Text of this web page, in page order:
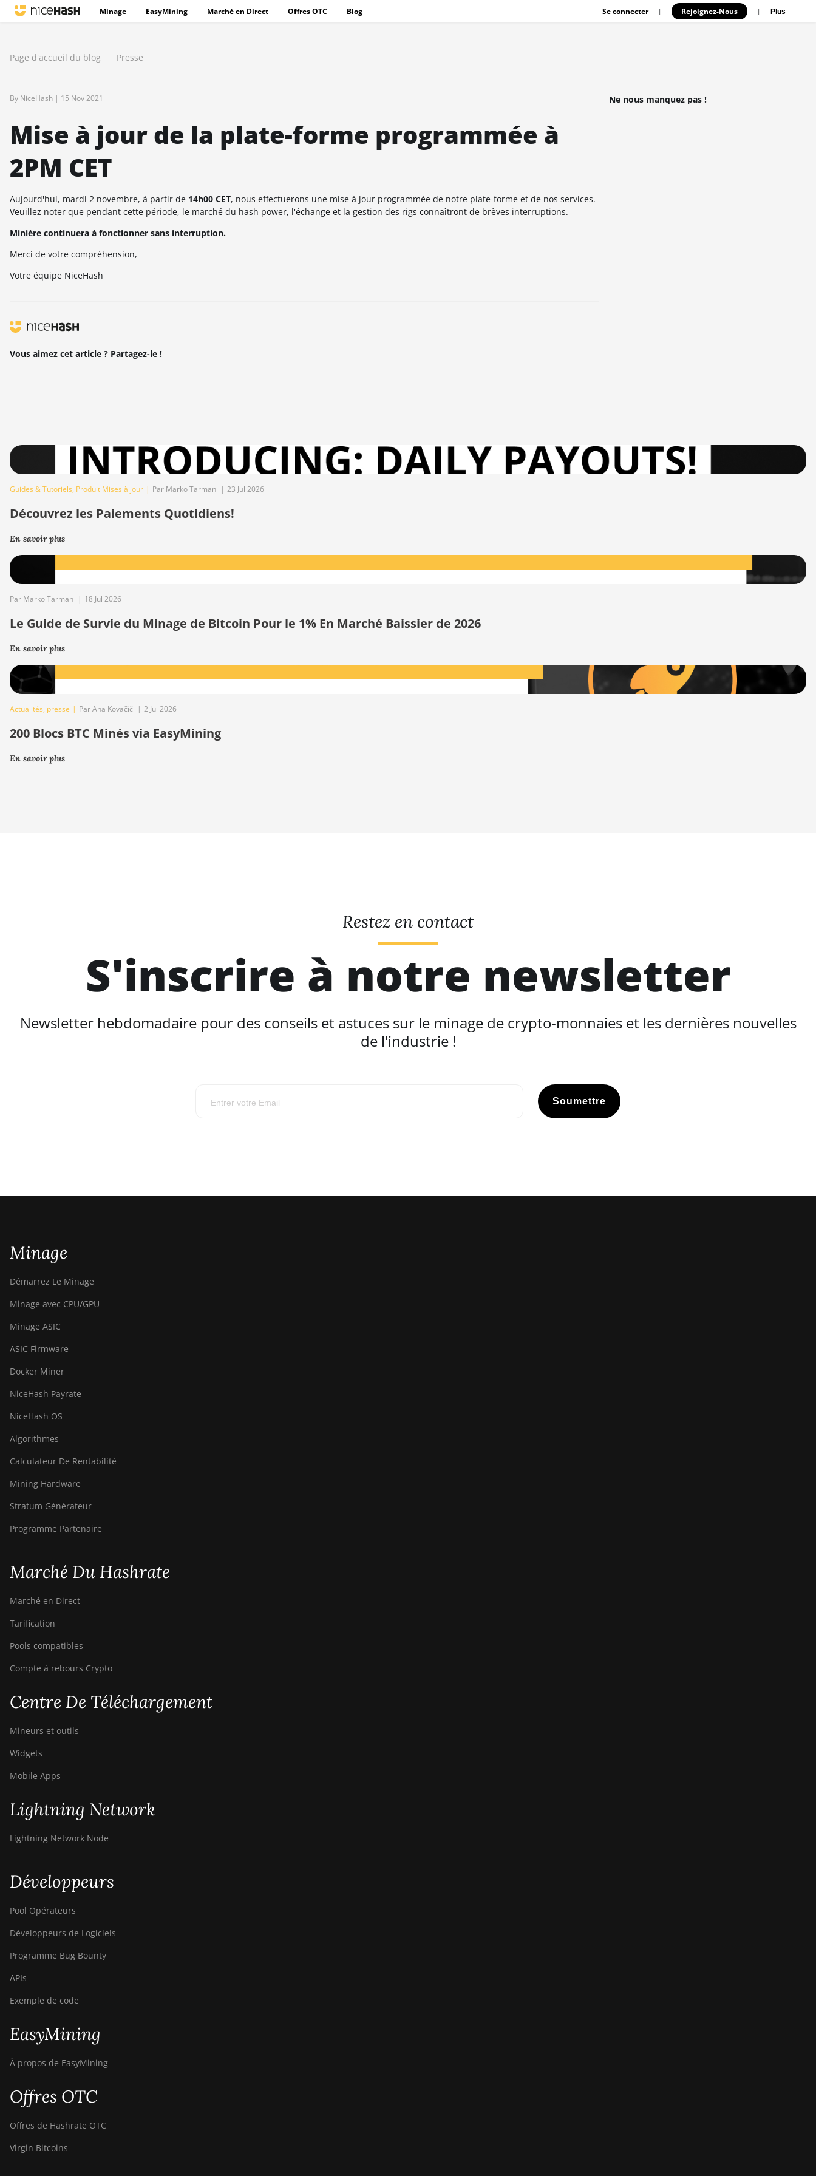
Minage EasyMining Marché en Direct Offres OTC Blog Se connecter | Rejoignez-Nous | Plus
Page d'accueil du blog Presse
By NiceHash | 15 Nov 2021
Mise à jour de la plate-forme programmée à
2PM CET
Aujourd'hui, mardi 2 novembre, à partir de 14h00 CET, nous effectuerons une mise à jour programmée de notre plate-forme et de nos services.
Veuillez noter que pendant cette période, le marché du hash power, l'échange et la gestion des rigs connaîtront de brèves interruptions.
Minière continuera à fonctionner sans interruption.
Merci de votre compréhension,
Votre équipe NiceHash
Vous aimez cet article ? Partagez-le !
Ne nous manquez pas !
Guides & Tutoriels, Produit Mises à jour | Par Marko Tarman | 23 Jul 2026
Découvrez les Paiements Quotidiens!
En savoir plus
Par Marko Tarman | 18 Jul 2026
Le Guide de Survie du Minage de Bitcoin Pour le 1% En Marché Baissier de 2026
En savoir plus
Actualités, presse | Par Ana Kovačič | 2 Jul 2026
200 Blocs BTC Minés via EasyMining
En savoir plus
Restez en contact
S'inscrire à notre newsletter
Newsletter hebdomadaire pour des conseils et astuces sur le minage de crypto-monnaies et les dernières nouvelles
de l'industrie !
Soumettre
Minage
Démarrez Le Minage
Minage avec CPU/GPU
Minage ASIC
ASIC Firmware
Docker Miner
NiceHash Payrate
NiceHash OS
Algorithmes
Calculateur De Rentabilité
Mining Hardware
Stratum Générateur
Programme Partenaire
Marché Du Hashrate
Marché en Direct
Tarification
Pools compatibles
Compte à rebours Crypto
Centre De Téléchargement
Mineurs et outils
Widgets
Mobile Apps
Lightning Network
Lightning Network Node
Développeurs
Pool Opérateurs
Développeurs de Logiciels
Programme Bug Bounty
APIs
Exemple de code
EasyMining
À propos de EasyMining
Offres OTC
Offres de Hashrate OTC
Virgin Bitcoins